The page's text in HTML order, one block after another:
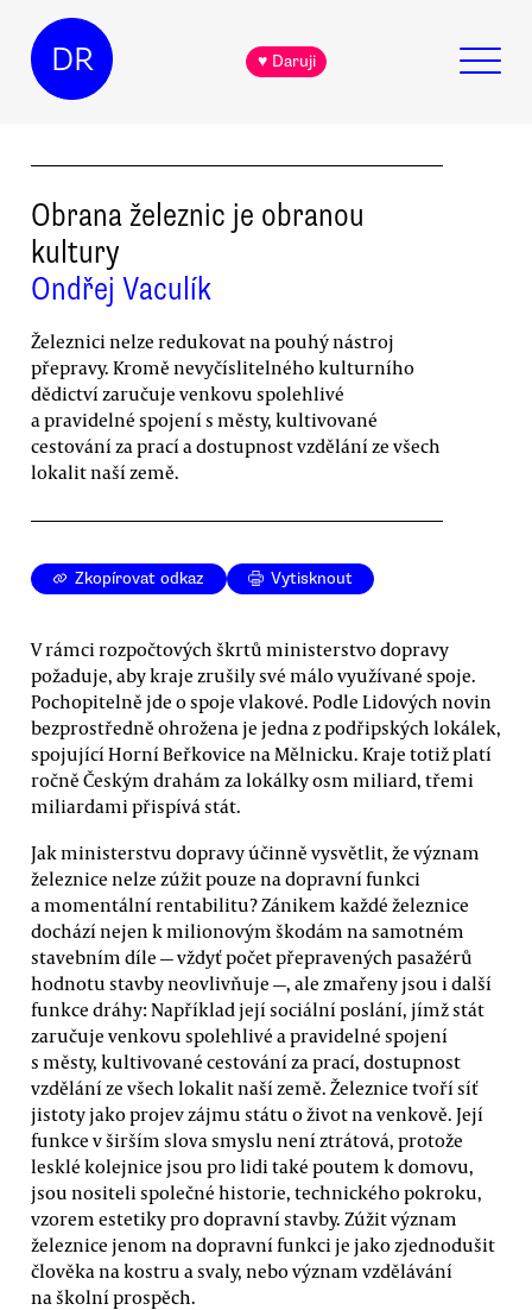
DR ♥ Daruji
Obrana železnic je obranou
kultury
Ondřej Vaculík
Železnici nelze redukovat na pouhý nástroj
přepravy. Kromě nevyčíslitelného kulturního
dědictví zaručuje venkovu spolehlivé
a pravidelné spojení s městy, kultivované
cestování za prací a dostupnost vzdělání ze všech
lokalit naší země.
Zkopírovat odkaz Vytisknout
V rámci rozpočtových škrtů ministerstvo dopravy
požaduje, aby kraje zrušily své málo využívané spoje.
Pochopitelně jde o spoje vlakové. Podle Lidových novin
bezprostředně ohrožena je jedna z podřipských lokálek,
spojující Horní Beřkovice na Mělnicku. Kraje totiž platí
ročně Českým drahám za lokálky osm miliard, třemi
miliardami přispívá stát.
Jak ministerstvu dopravy účinně vysvětlit, že význam
železnice nelze zúžit pouze na dopravní funkci
a momentální rentabilitu? Zánikem každé železnice
dochází nejen k milionovým škodám na samotném
stavebním díle — vždyť počet přepravených pasažérů
hodnotu stavby neovlivňuje —, ale zmařeny jsou i další
funkce dráhy: Například její sociální poslání, jímž stát
zaručuje venkovu spolehlivé a pravidelné spojení
s městy, kultivované cestování za prací, dostupnost
vzdělání ze všech lokalit naší země. Železnice tvoří síť
jistoty jako projev zájmu státu o život na venkově. Její
funkce v širším slova smyslu není ztrátová, protože
lesklé kolejnice jsou pro lidi také poutem k domovu,
jsou nositeli společné historie, technického pokroku,
vzorem estetiky pro dopravní stavby. Zúžit význam
železnice jenom na dopravní funkci je jako zjednodušit
člověka na kostru a svaly, nebo význam vzdělávání
na školní prospěch.